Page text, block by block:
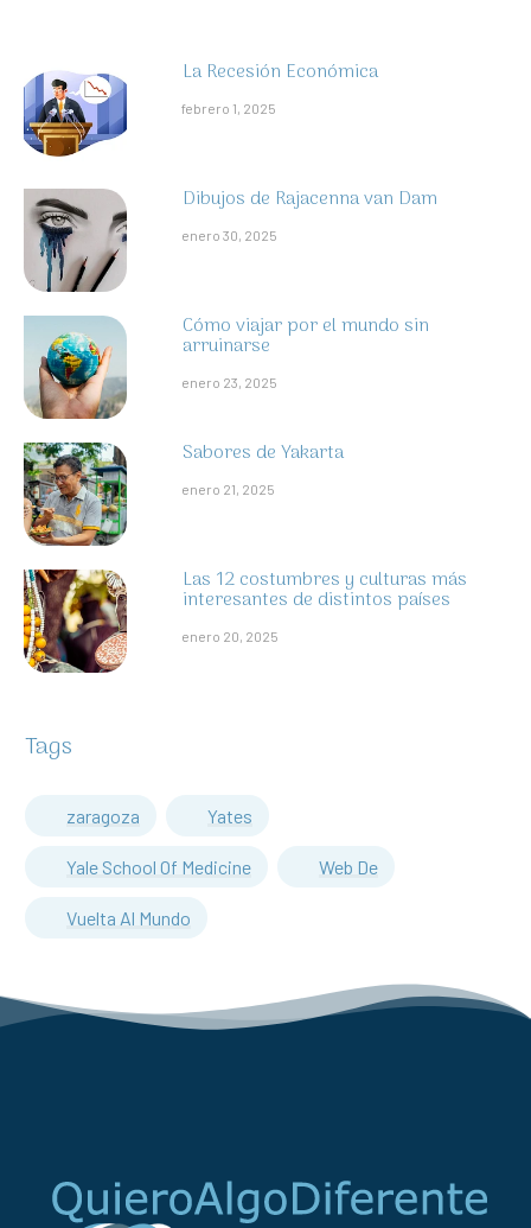
La Recesión Económica
febrero 1, 2025
Dibujos de Rajacenna van Dam
enero 30, 2025
Cómo viajar por el mundo sin
arruinarse
enero 23, 2025
Sabores de Yakarta
enero 21, 2025
Las 12 costumbres y culturas más
interesantes de distintos países
enero 20, 2025
Tags
zaragoza Yates
Yale School Of Medicine Web De
Vuelta Al Mundo